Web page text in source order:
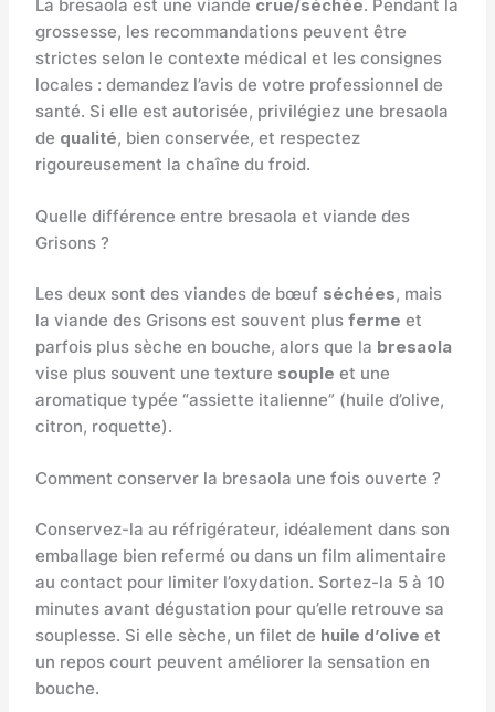
La bresaola est une viande crue/séchée. Pendant la
grossesse, les recommandations peuvent être
strictes selon le contexte médical et les consignes
locales : demandez l’avis de votre professionnel de
santé. Si elle est autorisée, privilégiez une bresaola
de qualité, bien conservée, et respectez
rigoureusement la chaîne du froid.
Quelle différence entre bresaola et viande des
Grisons ?
Les deux sont des viandes de bœuf séchées, mais
la viande des Grisons est souvent plus ferme et
parfois plus sèche en bouche, alors que la bresaola
vise plus souvent une texture souple et une
aromatique typée “assiette italienne” (huile d’olive,
citron, roquette).
Comment conserver la bresaola une fois ouverte ?
Conservez-la au réfrigérateur, idéalement dans son
emballage bien refermé ou dans un film alimentaire
au contact pour limiter l’oxydation. Sortez-la 5 à 10
minutes avant dégustation pour qu’elle retrouve sa
souplesse. Si elle sèche, un filet de huile d’olive et
un repos court peuvent améliorer la sensation en
bouche.